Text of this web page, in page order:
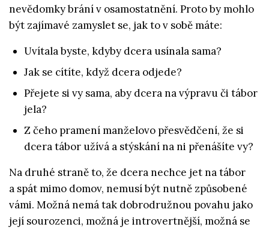
nevědomky brání v osamostatnění. Proto by mohlo
být zajímavé zamyslet se, jak to v sobě máte:
Uvítala byste, kdyby dcera usínala sama?
Jak se cítíte, když dcera odjede?
Přejete si vy sama, aby dcera na výpravu či tábor
jela?
Z čeho pramení manželovo přesvědčení, že si
dcera tábor užívá a stýskání na ni přenášíte vy?
Na druhé straně to, že dcera nechce jet na tábor
a spát mimo domov, nemusí být nutně způsobené
vámi. Možná nemá tak dobrodružnou povahu jako
její sourozenci, možná je introvertnější, možná se